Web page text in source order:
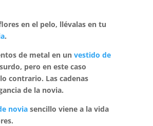
en el pelo, llévalas en tu
.
de metal en un vestido de
pero en este caso
contrario. Las cadenas
de la novia.
noviasencillo viene a la vida